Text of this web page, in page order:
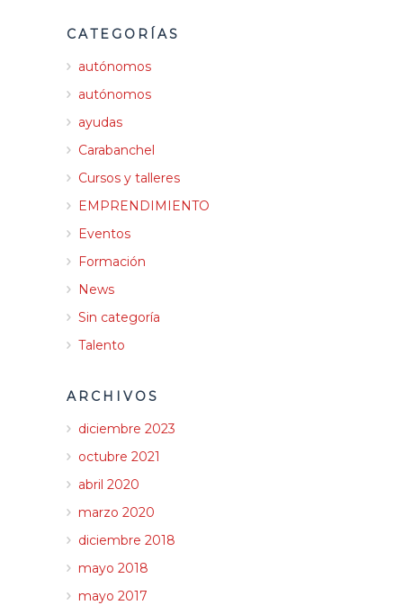
CATEGORÍAS
autónomos
autónomos
ayudas
Carabanchel
Cursos y talleres
EMPRENDIMIENTO
Eventos
Formación
News
Sin categoría
Talento
ARCHIVOS
diciembre 2023
octubre 2021
abril 2020
marzo 2020
diciembre 2018
mayo 2018
mayo 2017